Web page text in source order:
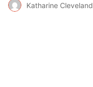
Katharine Cleveland